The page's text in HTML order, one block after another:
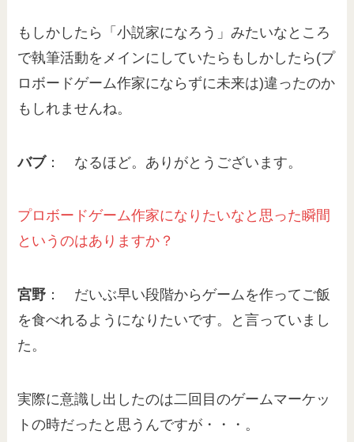
もしかしたら「小説家になろう」みたいなところ
で執筆活動をメインにしていたらもしかしたら(プ
ロボードゲーム作家にならずに未来は)違ったのか
もしれませんね。
バブ： なるほど。ありがとうございます。
プロ ボードゲーム作家になりたいなと思った瞬間
というのはありますか？
宮野 ： だいぶ早い段階からゲームを作ってご飯
を食べれるようになりたいです。と言っていまし
た。
実際に意識し出したのは二回目のゲームマーケッ
トの時だったと思うんですが・・・。